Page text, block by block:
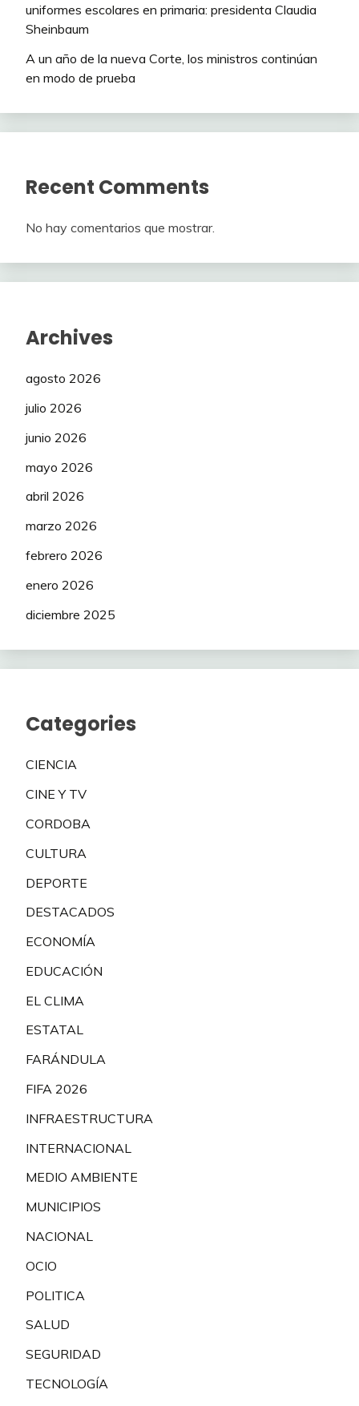
uniformes escolares en primaria: presidenta Claudia
Sheinbaum
A un año de la nueva Corte, los ministros continúan
en modo de prueba
Recent Comments
No hay comentarios que mostrar.
Archives
agosto 2026
julio 2026
junio 2026
mayo 2026
abril 2026
marzo 2026
febrero 2026
enero 2026
diciembre 2025
Categories
CIENCIA
CINE Y TV
CORDOBA
CULTURA
DEPORTE
DESTACADOS
ECONOMÍA
EDUCACIÓN
EL CLIMA
ESTATAL
FARÁNDULA
FIFA 2026
INFRAESTRUCTURA
INTERNACIONAL
MEDIO AMBIENTE
MUNICIPIOS
NACIONAL
OCIO
POLITICA
SALUD
SEGURIDAD
TECNOLOGÍA